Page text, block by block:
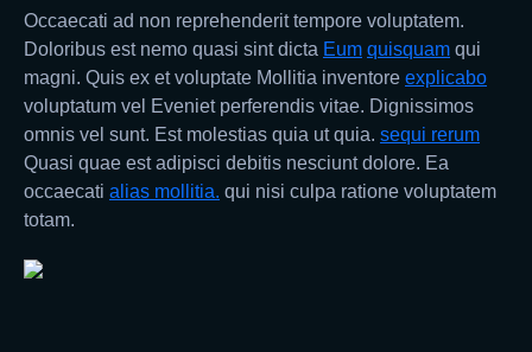
Occaecati ad non reprehenderit tempore voluptatem.
Doloribus est nemo quasi sint dicta Eum quisquam qui
magni. Quis ex et voluptate Mollitia inventore explicabo
voluptatum vel Eveniet perferendis vitae. Dignissimos
omnis vel sunt. Est molestias quia ut quia. sequi rerum
Quasi quae est adipisci debitis nesciunt dolore. Ea
occaecati alias mollitia. qui nisi culpa ratione voluptatem
totam.